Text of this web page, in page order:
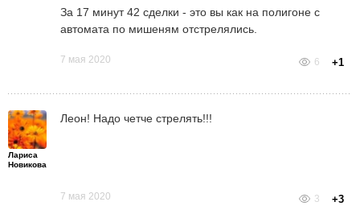
За 17 минут 42 сделки - это вы как на полигоне с
автомата по мишеням отстрелялись.
7 мая 2020 6 +1
Лариса
Новикова
Леон! Надо четче стрелять!!!
7 мая 2020 3 +3